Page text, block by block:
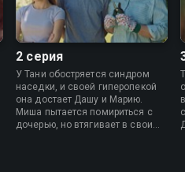
2 серия
У Тани обостряется синдром
наседки, и своей гиперопекой
она достает Дашу и Марию.
Миша пытается помириться с
дочерью, но втягивает в свои